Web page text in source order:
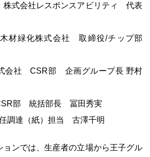
株式会社レスポンスアビリティ 代表
材緑化株式会社 取締役/チップ部
会社 CSR部 企画グループ長 野村
部 統括部長 冨田秀実
調達（紙）担当 古澤千明
ョンでは、生産者の立場から王子グル